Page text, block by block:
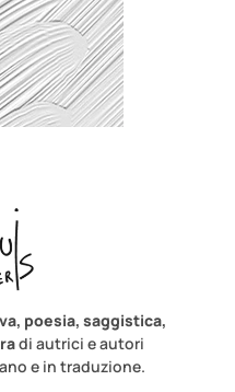
poesia, saggistica,
di autrici e autori
e in traduzione.